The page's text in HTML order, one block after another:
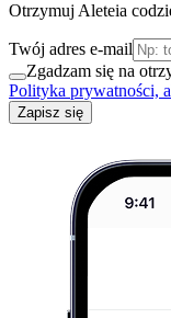
Otrzymuj Aleteia
Twój adres e-mail
Zgadzam się na
Polityka prywatności,
Zapisz się